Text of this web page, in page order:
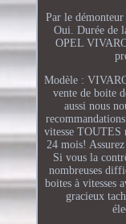
Par le
Oui. Durée de
OPEL
Modèle :
vente de boite
aussi nous
vitesse TOUTES
24 mois!
Si vous la
nombreuses
boites à vitesses
gracieux